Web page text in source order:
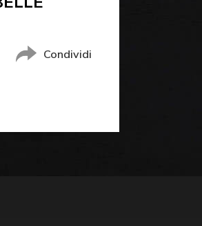
Condividi